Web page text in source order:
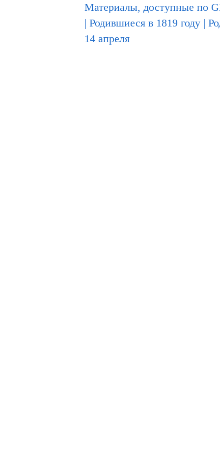
Материалы, доступные по
| Родившиеся в 1819 году |
14 апреля